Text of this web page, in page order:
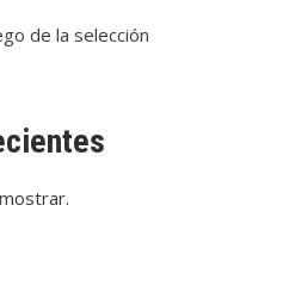
de la selección